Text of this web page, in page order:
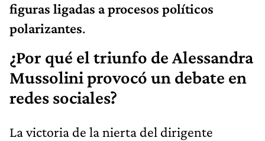
figuras ligadas a procesos políticos
polarizantes.
¿Por qué el triunfo de Alessandra
Mussolini provocó un debate en
redes sociales?
La victoria de la nierta del dirigente